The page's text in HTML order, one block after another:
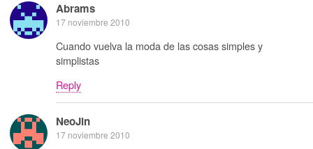
Abrams
17 noviembre 2010
Cuando vuelva la moda de las cosas simples y
simplistas
Reply
NeoJin
17 noviembre 2010